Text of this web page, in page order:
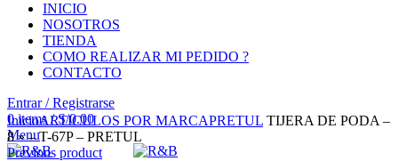
INICIO
NOSOTROS
TIENDA
COMO REALIZAR MI PEDIDO ?
CONTACTO
Entrar / Registrarse
0items / S/0.00
Menu
Click to enlarge
InicioARTICULOS POR MARCAPRETUL TIJERA DE PODA –
8 » – T-67P – PRETUL
Previous product